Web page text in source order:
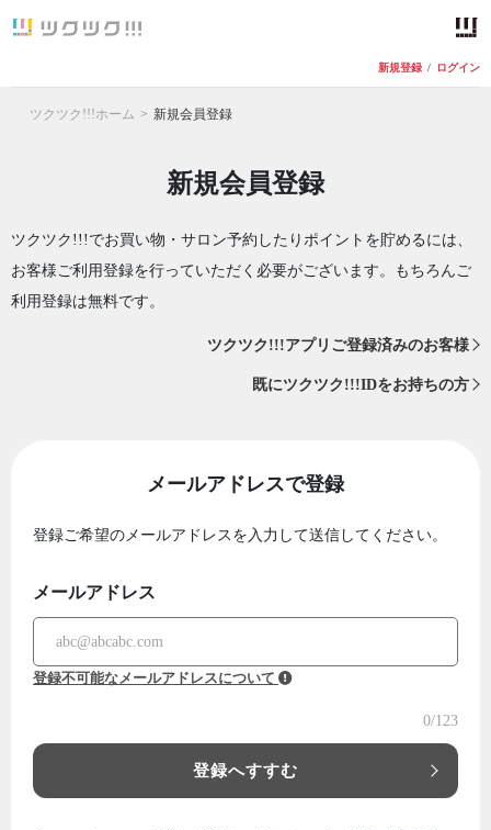
新規登録 / ログイン
ツクツク!!!ホーム 新規会員登録
新規会員登録
ツクツク!!!でお買い物・サロン予約したりポイントを貯めるには、
お客様ご利用登録を行っていただく必要がございます。もちろんご
利用登録は無料です。
ツクツク!!!アプリご登録済みのお客様
既にツクツク!!!IDをお持ちの方
メールアドレスで登録
登録ご希望のメールアドレスを入力して送信してください。
メールアドレス
登録不可能なメールアドレスについて
0/123
登録へすすむ